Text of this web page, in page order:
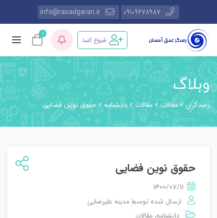
09109678987
info@rasadgaran.ir
شروع کنید
0
وبلاگ
رصدگران>مقالات> مقالات>دانشنامه>حقوق نوین فضایی
حقوق نوین فضایی
1400/07/11
ارسال شده توسط مدینه علیرضایی
دانشنامه، مقالات